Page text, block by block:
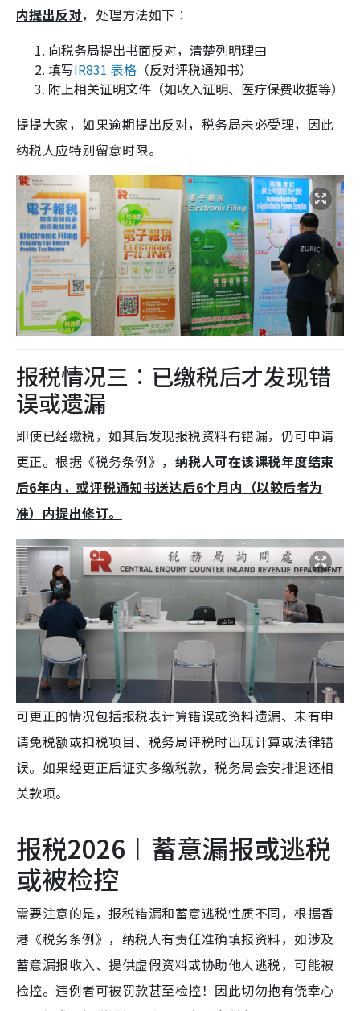
内提出反对，处理方法如下︰
向税务局提出书面反对，清楚列明理由
填写IR831 表格 （反对评税通知书）
附上相关证明文件（如收入证明、医疗保费收据等）
提提大家，如果逾期提出反对，税务局未必受理，因此
纳税人应特别留意时限。
报税情况三︰已缴税后才发现错
误或遗漏
即使已经缴税，如其后发现报税资料有错漏，仍可申请
更正。根据《税务条例》， 纳税人可在该课税年度结束
后6年内，或评税通知书送达后6个月内（以较后者为
准）内提出修订。
可更正的情况包括报税表计算错误或资料遗漏、未有申
请免税额或扣税项目、税务局评税时出现计算或法律错
误。如果经更正后证实多缴税款，税务局会安排退还相
关款项。
报税2026︱蓄意漏报或逃税
或被检控
需要注意的是，报税错漏和蓄意逃税性质不同，根据香
港《税务条例》，纳税人有责任准确填报资料，如涉及
蓄意漏报收入、提供虚假资料或协助他人逃税，可能被
检控。违例者可被罚款甚至检控！因此切勿抱有侥幸心